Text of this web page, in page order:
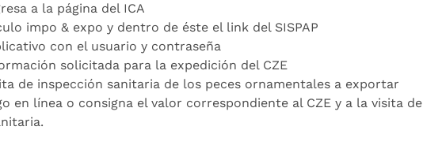
a la página del ICA
impo & expo y dentro de éste el link del SISPAP
con el usuario y contraseña
solicitada para la expedición del CZE
de inspección sanitaria de los peces ornamentales a exportar
en línea o consigna el valor correspondiente al CZE y a la visita de